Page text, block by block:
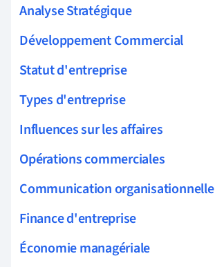
Analyse Stratégique
Développement Commercial
Statut d'entreprise
Types d'entreprise
Influences sur les affaires
Opérations commerciales
Communication organisationnelle
Finance d'entreprise
Économie managériale